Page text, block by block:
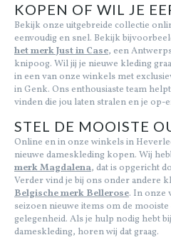
KOPEN OF WIL JE
Bekijk onze uitgebreide collectie
eenvoudig en snel. Bekijk
het merk Just in Case, een
knipoog. Wil jij je nieuwe kleding
in een van onze winkels met
in Genk. Ons enthousiaste team
vinden die jou laten stralen en je
STEL DE MOOISTE
Online en in onze winkels in
nieuwe dameskleding kopen. Wij
merk Magdalena, dat is opgericht
Verder vind je bij ons onder andere
Belgische merk Bellerose. In onze
seizoen nieuwe items om de
gelegenheid. Als je hulp nodig hebt
dameskleding, horen wij dat graag.